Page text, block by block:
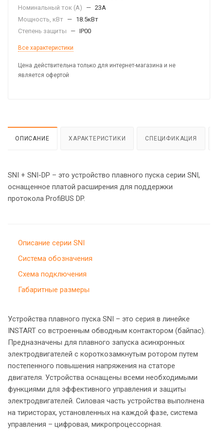
Номинальный ток (А)
— 23А
Мощность, кВт — 18.5кВт
Степень защиты
— IP00
Все характеристики
Цена действительна только для интернет-магазина и не
является офертой
ОПИСАНИЕ ХАРАКТЕРИСТИКИ СПЕЦИФИКАЦИЯ
SNI + SNI-DP – это устройство плавного пуска серии SNI,
оснащенное платой расширения для поддержки
протокола ProfiBUS DP.
Описание серии SNI
Система обозначения
Схема подключения
Габаритные размеры
Устройства плавного пуска SNI – это серия в линейке
INSTART со встроенным обводным контактором (байпас).
Предназначены для плавного запуска асинхронных
электродвигателей с короткозамкнутым ротором путем
постепенного повышения напряжения на статоре
двигателя. Устройства оснащены всеми необходимыми
функциями для эффективного управления и защиты
электродвигателей. Силовая часть устройства выполнена
на тиристорах, установленных на каждой фазе, система
управления – цифровая, микропроцессорная.